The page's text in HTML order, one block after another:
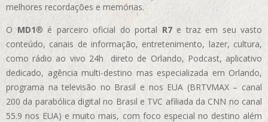
melhores recordações e memórias.
OMD1® é parceiro oficial do portal R7e traz em seu vasto
conteúdo, canais de informação, entretenimento, lazer, cultura,
como rádio ao vivo 24h direto de Orlando, Podcast, aplicativo
dedicado, agência multi-destino mas especializada em Orlando,
programa na televisão no Brasil e nos EUA (BRTVMAX – canal
200 da parabólica digital no Brasil e TVC afiliada da CNN no canal
55.9 nos EUA) e muito mais, com foco especial no destino além